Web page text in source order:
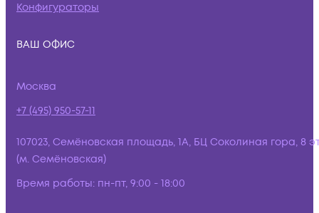
Конфигураторы
ВАШ ОФИС
Москва
+7 (495) 950-57-11
107023, Семёновская площадь, 1А, БЦ Соколиная гора, 8
(м. Семёновская)
Время работы: пн-пт, 9:00 - 18:00